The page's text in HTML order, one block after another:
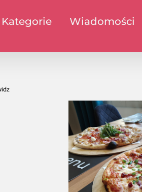
Kategorie Wiadomości